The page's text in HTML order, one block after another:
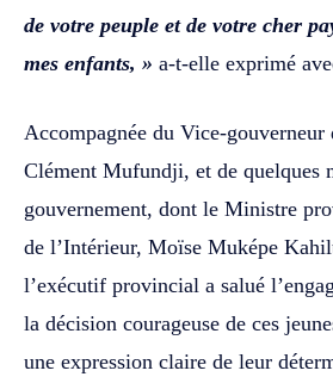
de votre peuple et de votre cher
mes enfants, » a-t-elle exprimé
Accompagnée du Vice-gouverneur
Clément Mufundji, et de quelques
gouvernement, dont le Ministre
de l’Intérieur, Moïse Muképe
l’exécutif provincial a salué
la décision courageuse de ces
une expression claire de leur